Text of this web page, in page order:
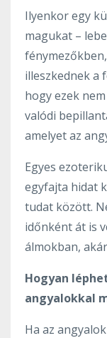
Ilyenkor egy
magukat –
illeszkednek a
hogy ezek
valódi
amelyet az
Egyes
egyfajta hidat
tudat között.
időnként át is
álmokban,
Hogyan
angyalokkal
Ha az